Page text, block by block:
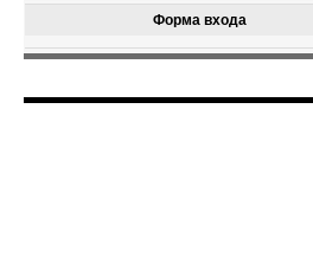
Форма входа